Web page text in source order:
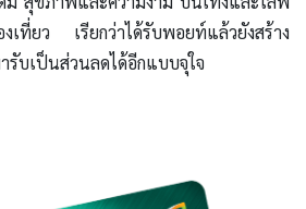
ที่ยว เรียกว่าได้รับพอยท์แล้วยังสร้าง
บเป็นส่วนลดได้อีกแบบจุใจ